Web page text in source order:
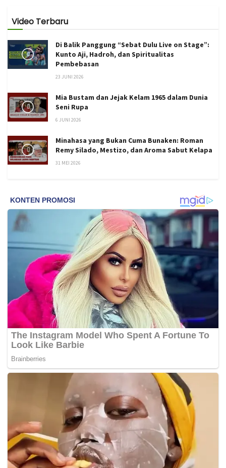
Video Terbaru
Di Balik Panggung “Sebat Dulu Live on Stage”:
Kunto Aji, Hadroh, dan Spiritualitas
Pembebasan
23 JUNI 2026
Mia Bustam dan Jejak Kelam 1965 dalam Dunia
Seni Rupa
6 JUNI 2026
Minahasa yang Bukan Cuma Bunaken: Roman
Remy Silado, Mestizo, dan Aroma Sabut Kelapa
31 MEI 2026